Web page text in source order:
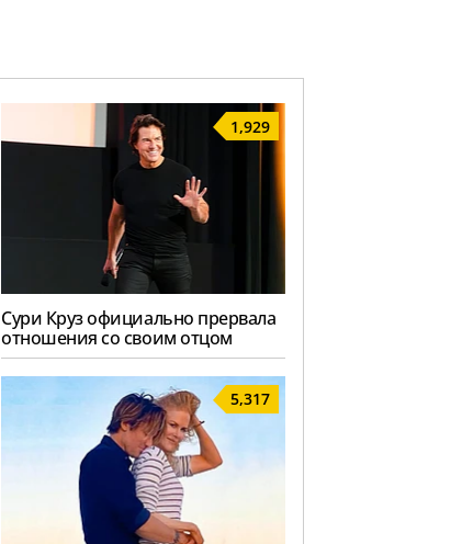
1,929
Сури Круз официально прервала
отношения со своим отцом
5,317